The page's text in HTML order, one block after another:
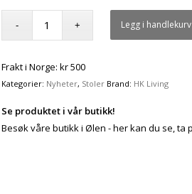
Legg i handlekurv
Frakt i Norge: kr 500
Kategorier: Nyheter, Stoler Brand: HK Living
Se produktet i vår butikk!
Besøk våre butikk i Ølen - her kan du se, ta